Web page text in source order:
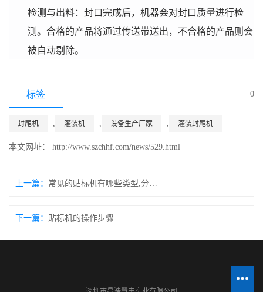
检测与出料：封口完成后，机器会对封口质量进行检
测。合格的产品将通过传送带送出，不合格的产品则会
被自动剔除。
标签 0
封尾机 灌装机 设备生产厂家 灌装封尾机
本文网址： http://www.szchhf.com/news/529.html
上一篇：
下一篇： 贴标机的操作步骤